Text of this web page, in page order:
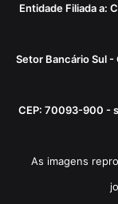
Entidade Filiada a:
Setor Bancário Sul -
CEP: 70093-900 -
As imagens